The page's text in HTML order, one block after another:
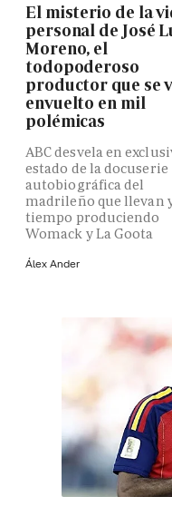
El misterio de la
personal de José
Moreno, el
todopoderoso
productor que se
envuelto en mil
polémicas
ABC desvela en
estado de la docuserie
autobiográfica del
madrileño que llevan
tiempo produciendo
Womack y La Goota
Álex Ander